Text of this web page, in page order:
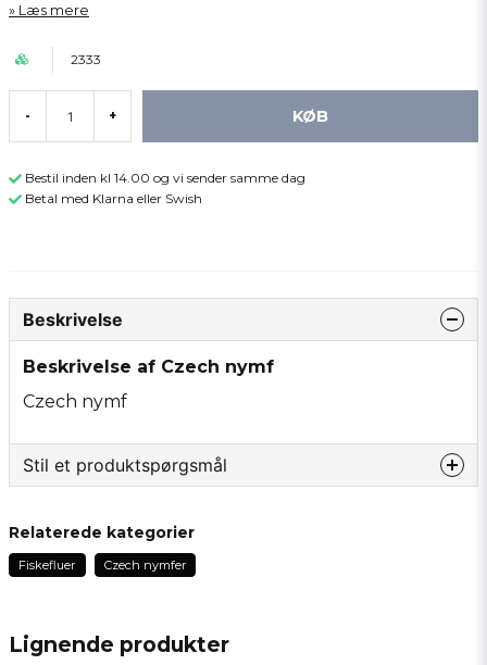
Læs mere
2333
- + KØB
Bestil inden kl 14.00 og vi sender samme dag
Betal med Klarna eller Swish
Lignende produkter
Beskrivelse
Beskrivelse af Czech nymf
Czech nymf
Stil et produktspørgsmål
Spørg os om noget om dette produkt...
Navn
Relaterede kategorier
Fiskefluer Czech nymfer